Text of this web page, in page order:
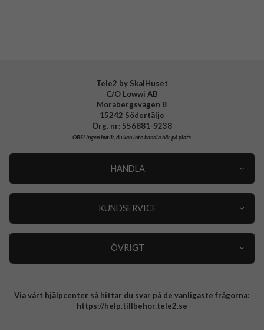
Tele2 by SkalHuset
C/O Lowwi AB
Morabergsvägen 8
15242 Södertälje
Org. nr: 556881-9238
OBS!Ingen butik, du kan inte handla här på plats
HANDLA
KUNDSERVICE
ÖVRIGT
Integritetspolicy
Via vårt hjälpcenter så hittar du svar på de vanligaste frågorna:
https://help.tillbehor.tele2.se